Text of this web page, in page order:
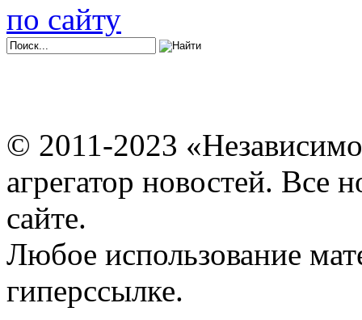
по сайту
© 2011-2023
агрегатор новостей. Все
сайте.
Любое использование
гиперссылке.